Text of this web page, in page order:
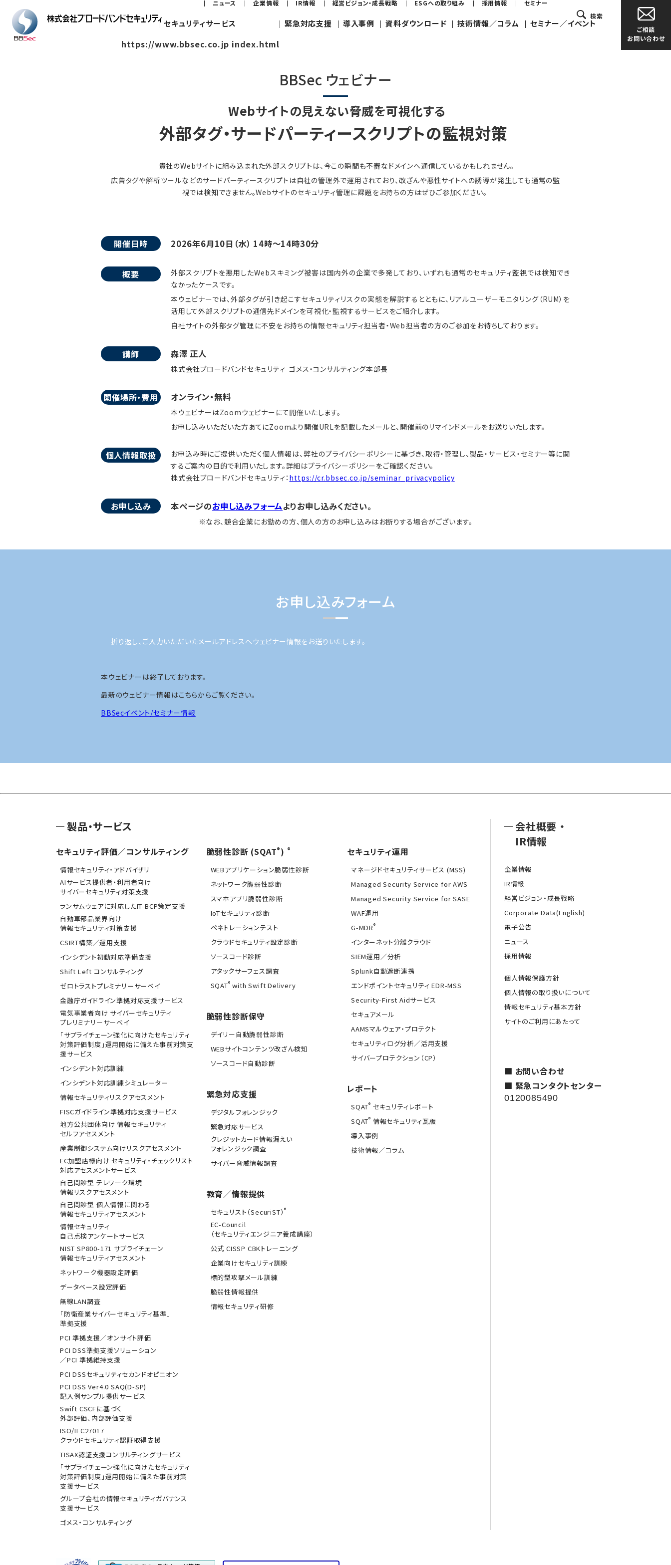
ニュース 企業情報 IR情報 経営ビジョン・成長戦略 ESGへの取り組み 採用情報 セミナー
セキュリティサービス
https://www.bbsec.co.jp index.html
緊急対応支援 導入事例 資料ダウンロード 技術情報／コラム セミナー／イベント
検索
ご相談
お問い合わせ
BBSec ウェビナー
Webサイトの見えない脅威を可視化する
外部タグ・サードパーティースクリプトの監視対策
貴社のWebサイトに組み込まれた外部スクリプトは、今この瞬間も不審なドメインへ通信しているかもしれません。
広告タグや解析ツールなどのサードパーティースクリプトは自社の管理外で運用されており、改ざんや悪性サイトへの誘導が発生しても通常の監
視では検知できません。Webサイトのセキュリティ管理に課題をお持ちの方はぜひご参加ください。
開催日時 2026年6月10日（水） 14時～14時30分
概要
外部スクリプトを悪用したWebスキミング被害は国内外の企業で多発しており、いずれも通常のセキュリティ監視では検知でき
なかったケースです。
本ウェビナーでは、外部タグが引き起こすセキュリティリスクの実態を解説するとともに、リアルユーザーモニタリング（RUM）を
活用して外部スクリプトの通信先ドメインを可視化・監視するサービスをご紹介します。
自社サイトの外部タグ管理に不安をお持ちの情報セキュリティ担当者・Web担当者の方のご参加をお待ちしております。
講師 森澤 正人
株式会社ブロードバンドセキュリティ ゴメス・コンサルティング本部長
開催場所・費用 オンライン・無料
本ウェビナーはZoomウェビナーにて開催いたします。
お申し込みいただいた方あてにZoomより開催URLを記載したメールと、開催前のリマインドメールをお送りいたします。
個人情報取扱
お申込み時にご提供いただく個人情報は、弊社のプライバシーポリシーに基づき、取得・管理し、製品・サービス・セミナー等に関
するご案内の目的で利用いたします。詳細はプライバシーポリシーをご確認ください。
株式会社ブロードバンドセキュリティ： https://cr.bbsec.co.jp/seminar_privacypolicy
お申し込み 本ページのお申し込みフォームよりお申し込みください。
※なお、競合企業にお勤めの方、個人の方のお申し込みはお断りする場合がございます。
お申し込みフォーム
折り返し、ご入力いただいたメールアドレスへウェビナー情報をお送りいたします。
本ウェビナーは終了しております。
最新のウェビナー情報はこちらからご覧ください。
BBSecイベント/セミナー情報
製品・サービス
セキュリティ評価／コンサルティング
情報セキュリティ・アドバイザリ
AIサービス提供者・利用者向け
サイバーセキュリティ対策支援
ランサムウェアに対応したIT-BCP策定支援
自動車部品業界向け
情報セキュリティ対策支援
CSIRT構築／運用支援
インシデント初動対応準備支援
Shift Left コンサルティング
ゼロトラストプレミナリーサーベイ
金融庁ガイドライン準拠対応支援サービス
電気事業者向け サイバーセキュリティ
プレリミナリーサーベイ
「サプライチェーン強化に向けたセキュリティ
対策評価制度」運用開始に備えた事前対策支
援サービス
インシデント対応訓練
インシデント対応訓練シミュレーター
情報セキュリティリスクアセスメント
FISCガイドライン準拠対応支援サービス
地方公共団体向け 情報セキュリティ
セルフアセスメント
産業制御システム向けリスクアセスメント
EC加盟店様向け セキュリティ・チェックリスト
対応アセスメントサービス
自己問診型 テレワーク環境
情報リスクアセスメント
自己問診型 個人情報に関わる
情報セキュリティアセスメント
情報セキュリティ
自己点検アンケートサービス
NIST SP800-171 サプライチェーン
情報セキュリティアセスメント
ネットワーク機器設定評価
データベース設定評価
無線LAN調査
「防衛産業サイバーセキュリティ基準」
準拠支援
PCI 準拠支援／オンサイト評価
PCI DSS準拠支援ソリューション
／PCI 準拠維持支援
PCI DSSセキュリティセカンドオピニオン
PCI DSS Ver4.0 SAQ(D-SP)
記入例サンプル提供サービス
Swift CSCFに基づく
外部評価、内部評価支援
ISO/IEC27017
クラウドセキュリティ認証取得支援
TISAX認証支援コンサルティングサービス
「サプライチェーン強化に向けたセキュリティ
対策評価制度」運用開始に備えた事前対策
支援サービス
グループ会社の情報セキュリティガバナンス
支援サービス
ゴメス・コンサルティング
脆弱性診断 (SQAT®) ®
WEBアプリケーション脆弱性診断
ネットワーク脆弱性診断
スマホアプリ脆弱性診断
IoTセキュリティ診断
ペネトレーションテスト
クラウドセキュリティ設定診断
ソースコード診断
アタックサーフェス調査
SQAT® with Swift Delivery
脆弱性診断保守
デイリー自動脆弱性診断
WEBサイトコンテンツ改ざん検知
ソースコード自動診断
緊急対応支援
デジタルフォレンジック
緊急対応サービス
クレジットカード情報漏えい
フォレンジック調査
サイバー脅威情報調査
教育／情報提供
セキュリスト（SecuriST）®
EC-Council
（セキュリティエンジニア養成講座）
公式 CISSP CBKトレーニング
企業向けセキュリティ訓練
標的型攻撃メール訓練
脆弱性情報提供
情報セキュリティ研修
セキュリティ運用
マネージドセキュリティサービス (MSS)
Managed Security Service for AWS
Managed Security Service for SASE
WAF運用
G-MDR®
インターネット分離クラウド
SIEM運用／分析
Splunk自動遮断連携
エンドポイントセキュリティ EDR-MSS
Security-First Aidサービス
セキュアメール
AAMSマルウェア・プロテクト
セキュリティログ分析／活用支援
サイバープロテクション（CP）
レポート
SQAT® セキュリティレポート
SQAT® 情報セキュリティ瓦版
導入事例
技術情報／コラム
会社概要 ・
IR情報
企業情報
IR情報
経営ビジョン・成長戦略
Corporate Data(English)
電子公告
ニュース
採用情報
個人情報保護方針
個人情報の取り扱いについて
情報セキュリティ基本方針
サイトのご利用にあたって
■ お問い合わせ
■ 緊急コンタクトセンター
0120085490